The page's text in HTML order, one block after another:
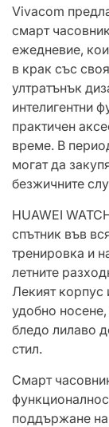
Vivacom
смарт
ежедневие,
в крак със
ултратънък
интелигентни
практичен
време. В
могат да
безжичните
HUAWEI
спътник във
тренировка и
летните
Лекият корпус
удобно
бледо лилаво
стил.
Смарт
поддържане